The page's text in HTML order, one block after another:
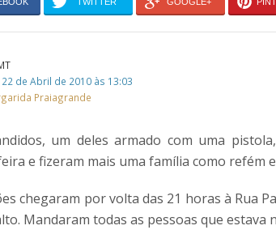
de Abril de 2010 às 13:03
Praiagrande
um deles armado com uma
e fizeram mais uma família como refém
chegaram por volta das 21 horas à Rua
Mandaram todas as pessoas que